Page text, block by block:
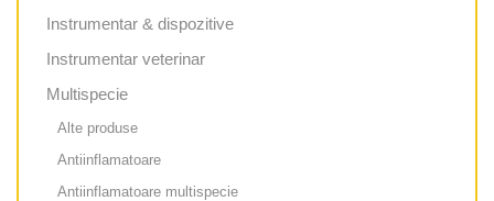
Instrumentar & dispozitive
Instrumentar veterinar
Multispecie
Alte produse
Antiinflamatoare
Antiinflamatoare multispecie